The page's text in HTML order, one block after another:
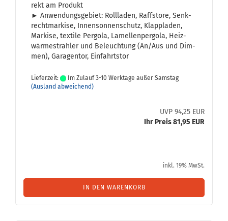
rekt am Pro­dukt
► An­wen­dungs­ge­biet: Roll­la­den, Raffsto­re, Senk­
recht­mar­ki­se, In­nen­son­nen­schutz, Klapp­la­den,
Mar­ki­se, tex­ti­le Per­go­la, La­mel­len­per­go­la, Heiz­
wär­me­strah­ler und Be­leuch­tung (An/Aus und Dim­
men), Ga­ra­gen­tor, Ein­fahrts­tor
Lieferzeit:
Im Zulauf 3-10 Werktage außer Samstag
(Ausland abweichend)
UVP 94,25 EUR
Ihr Preis 81,95 EUR
inkl. 19% MwSt.
IN DEN WARENKORB